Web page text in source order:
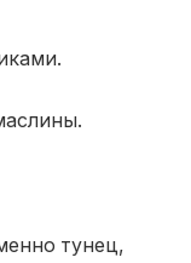
тунец,